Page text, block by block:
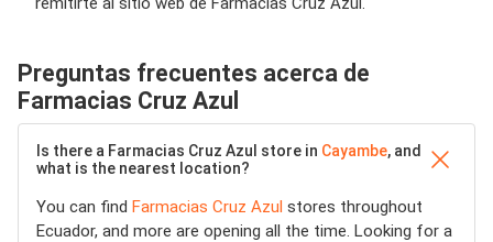
Preguntas frecuentes acerca de
Farmacias Cruz Azul
Is there a Farmacias Cruz Azul store in Cayambe, and
what is the nearest location?
You can find Farmacias Cruz Azul stores throughout
Ecuador, and more are opening all the time. Looking for a